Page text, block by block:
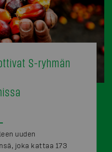
S-ryhmän
uuden
joka kattaa 173